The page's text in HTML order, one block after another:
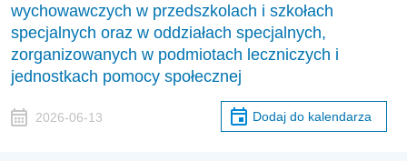
wychowawczych w przedszkolach i szkołach
specjalnych oraz w oddziałach specjalnych,
zorganizowanych w podmiotach leczniczych i
jednostkach pomocy społecznej
2026-06-13 Dodaj do kalendarza